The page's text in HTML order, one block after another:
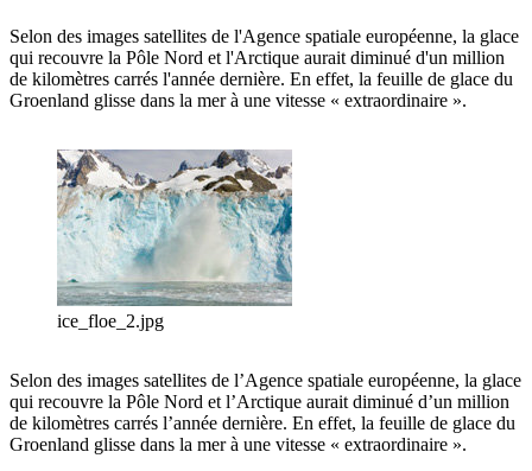
Selon des images satellites de l'Agence spatiale européenne, la glace
qui recouvre la Pôle Nord et l'Arctique aurait diminué d'un million
de kilomètres carrés l'année dernière. En effet, la feuille de glace du
Groenland glisse dans la mer à une vitesse « extraordinaire ».
ice_floe_2.jpg
Selon des images satellites de l’Agence spatiale européenne, la glace
qui recouvre la Pôle Nord et l’Arctique aurait diminué d’un million
de kilomètres carrés l’année dernière. En effet, la feuille de glace du
Groenland glisse dans la mer à une vitesse « extraordinaire ».